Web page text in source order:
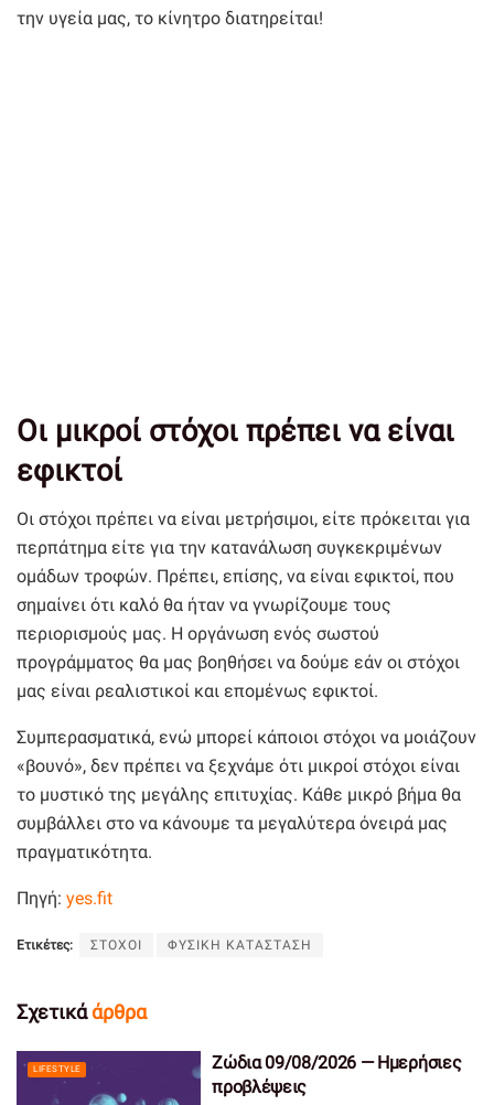
την υγεία μας, το κίνητρο διατηρείται!
Οι μικροί στόχοι πρέπει να είναι
εφικτοί
Οι στόχοι πρέπει να είναι μετρήσιμοι, είτε πρόκειται για
περπάτημα είτε για την κατανάλωση συγκεκριμένων
ομάδων τροφών. Πρέπει, επίσης, να είναι εφικτοί, που
σημαίνει ότι καλό θα ήταν να γνωρίζουμε τους
περιορισμούς μας. Η οργάνωση ενός σωστού
προγράμματος θα μας βοηθήσει να δούμε εάν οι στόχοι
μας είναι ρεαλιστικοί και επομένως εφικτοί.
Συμπερασματικά, ενώ μπορεί κάποιοι στόχοι να μοιάζουν
«βουνό», δεν πρέπει να ξεχνάμε ότι μικροί στόχοι είναι
το μυστικό της μεγάλης επιτυχίας. Κάθε μικρό βήμα θα
συμβάλλει στο να κάνουμε τα μεγαλύτερα όνειρά μας
πραγματικότητα.
Πηγή: yes.fit
Ετικέτες: ΣΤΟΧΟΙ ΦΥΣΙΚΗ ΚΑΤΑΣΤΑΣΗ
Σχετικάάρθρα
LIFESTYLE
Ζώδια 09/08/2026 — Ημερήσιες
προβλέψεις